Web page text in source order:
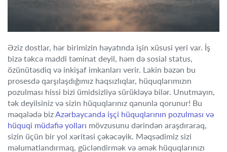
Əziz dostlar, hər birimizin həyatında işin xüsusi yeri var. İş
bizə təkcə maddi təminat deyil, həm də sosial status,
özünütəsdiq və inkişaf imkanları verir. Lakin bəzən bu
prosesdə qarşılaşdığımız haqsızlıqlar, hüquqlarımızın
pozulması hissi bizi ümidsizliyə sürükləyə bilər. Unutmayın,
tək deyilsiniz və sizin hüquqlarınız qanunla qorunur! Bu
məqalədə bizAzərbaycanda işçi hüquqlarının pozulması və
hüquqi müdafiə yolları mövzusunu dərindən araşdıraraq,
sizin üçün bir yol xəritəsi çəkəcəyik. Məqsədimiz sizi
məlumatlandırmaq, gücləndirmək və əmək hüquqlarınızı